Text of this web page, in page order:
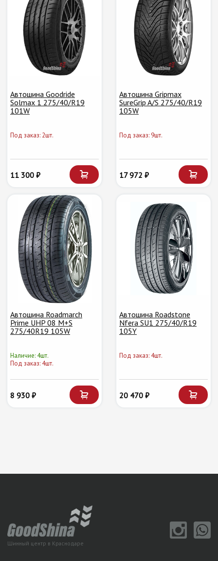
Автошина Goodride
Solmax 1 275/40/R19
101W
Под заказ: 2шт.
11 300 ₽
Автошина Gripmax
SureGrip A/S 275/40/R19
105W
Под заказ: 9шт.
17 972 ₽
Автошина Roadmarch
Prime UHP 08 M+S
275/40R19 105W
Наличие: 4шт.
Под заказ: 4шт.
8 930 ₽
Автошина Roadstone
Nfera SU1 275/40/R19
105Y
Под заказ: 4шт.
20 470 ₽
Шинный центр в Краснодаре